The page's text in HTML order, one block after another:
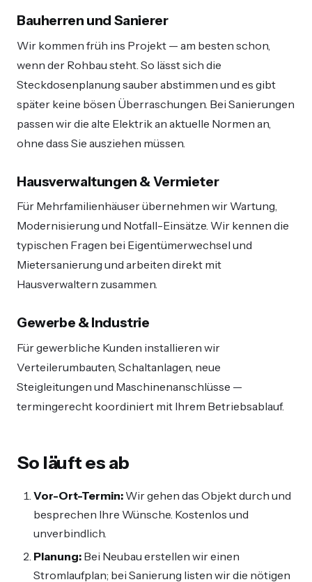
Bauherren und Sanierer
Wir kommen früh ins Projekt — am besten schon,
wenn der Rohbau steht. So lässt sich die
Steckdosenplanung sauber abstimmen und es gibt
später keine bösen Überraschungen. Bei Sanierungen
passen wir die alte Elektrik an aktuelle Normen an,
ohne dass Sie ausziehen müssen.
Hausverwaltungen & Vermieter
Für Mehrfamilienhäuser übernehmen wir Wartung,
Modernisierung und Notfall-Einsätze. Wir kennen die
typischen Fragen bei Eigentümerwechsel und
Mietersanierung und arbeiten direkt mit
Hausverwaltern zusammen.
Gewerbe & Industrie
Für gewerbliche Kunden installieren wir
Verteilerumbauten, Schaltanlagen, neue
Steigleitungen und Maschinenanschlüsse —
termingerecht koordiniert mit Ihrem Betriebsablauf.
So läuft es ab
Vor-Ort-Termin: Wir gehen das Objekt durch und
besprechen Ihre Wünsche. Kostenlos und
unverbindlich.
Planung: Bei Neubau erstellen wir einen
Stromlaufplan; bei Sanierung listen wir die nötigen